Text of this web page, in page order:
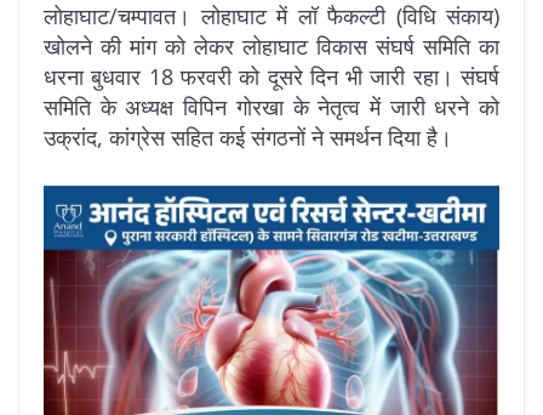
लोहाघाट/चम्पावत। लोहाघाट में लॉ फैकल्टी (विधि संकाय)
खोलने की मांग को लेकर लोहाघाट विकास संघर्ष समिति का
धरना बुधवार 18 फरवरी को दूसरे दिन भी जारी रहा। संघर्ष
समिति के अध्यक्ष विपिन गोरखा के नेतृत्व में जारी धरने को
उक्रांद, कांग्रेस सहित कई संगठनों ने समर्थन दिया है।